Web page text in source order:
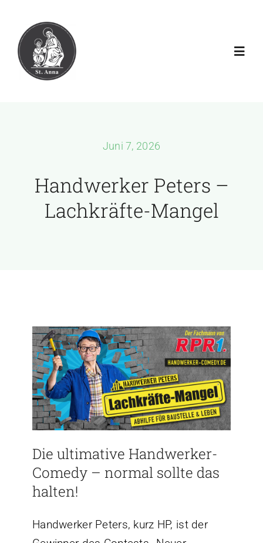
Inhalt
springen
Galerien
Download
Juni 7, 2026
Handwerker Peters –
Lachkräfte-Mangel
Die ultimative Handwerker-
Comedy – normal sollte das
halten!
Handwerker Peters, kurz HP, ist der